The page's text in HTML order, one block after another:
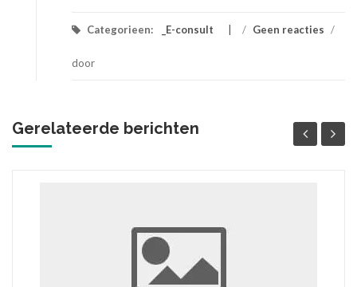
Categorieen: _E-consult / Geen reacties /
door
Gerelateerde berichten